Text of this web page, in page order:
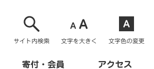
サイト内検索 文字を大きく 文字色の変更
寄付・会員 アクセス